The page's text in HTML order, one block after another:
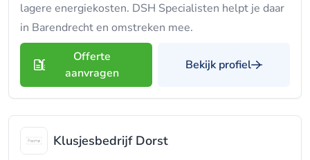
lagere energiekosten. DSH Specialisten helpt je daar
in Barendrecht en omstreken mee.
Offerte
aanvragen
Bekijk profiel
Klusjesbedrijf Dorst